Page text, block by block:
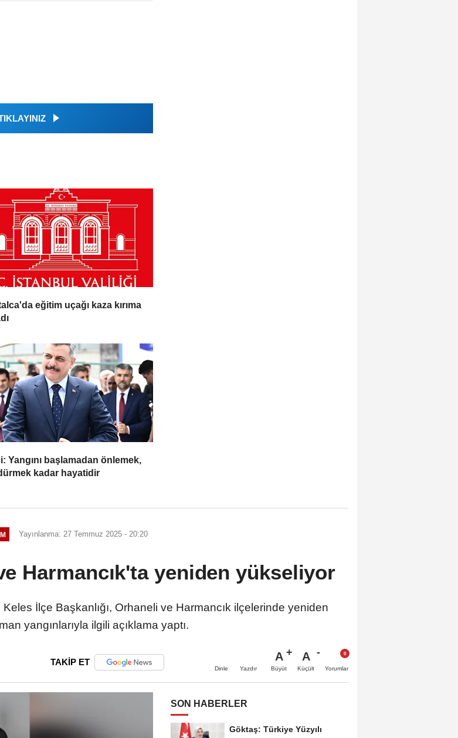
eğitim uçağı kaza kırıma
Yangını başlamadan önlemek,
kadar hayatidir
Yayınlanma: 27 Temmuz 2025 - 20:20
Harmancık'ta yeniden yükseliyor
İlçe Başkanlığı, Orhaneli ve Harmancık ilçelerinde yeniden
yangınlarıyla ilgili açıklama yaptı.
TAKİP ET
Dinle Yazdır
A
Büyüt
A
Küçült Yorumlar
SON HABERLER
Göktaş: Türkiye Yüzyılı